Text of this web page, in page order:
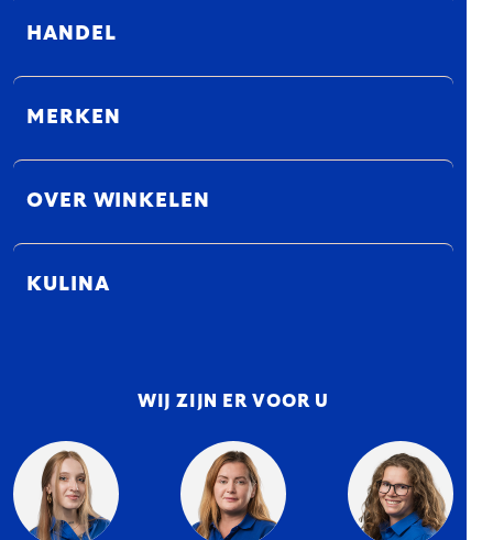
HANDEL
MERKEN
OVER WINKELEN
KULINA
WIJ ZIJN ER VOOR U